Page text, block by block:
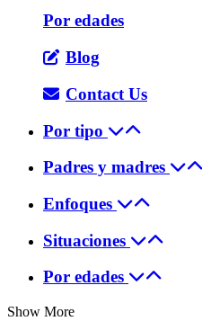
Por edades
Blog
Contact Us
Por tipo
Padres y madres
Enfoques
Situaciones
Por edades
Show More